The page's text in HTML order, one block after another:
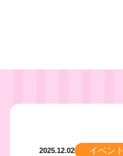
2025.12.02 イベント